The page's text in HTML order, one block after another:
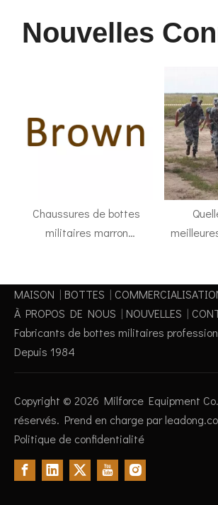
Nouvelles
Chaussures de bottes
militaires marron
MAISON | BOTTES |
À PROPOS DE NOUS | NOUVELLES |
Fabricants de bottes militaires
Depuis 1984
Copyright © 2026 Milforce Equipment
réservés. Prend en charge par
Politique de confidentialité